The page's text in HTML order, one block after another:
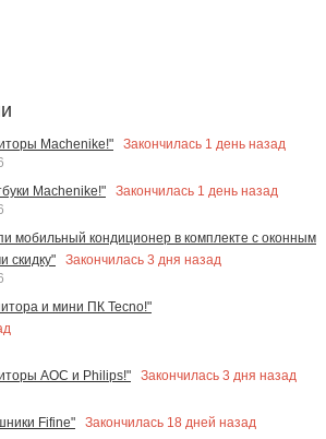
Machenike!" Закончилась 1 день назад
Machenike!"
Закончилась 1 день назад
мобильный кондиционер в комплекте с оконным
скидку"
Закончилась 3 дня назад
и мини ПК Tecno!"
AOC и Philips!"
Закончилась 3 дня назад
Fifine"
Закончилась 18 дней назад